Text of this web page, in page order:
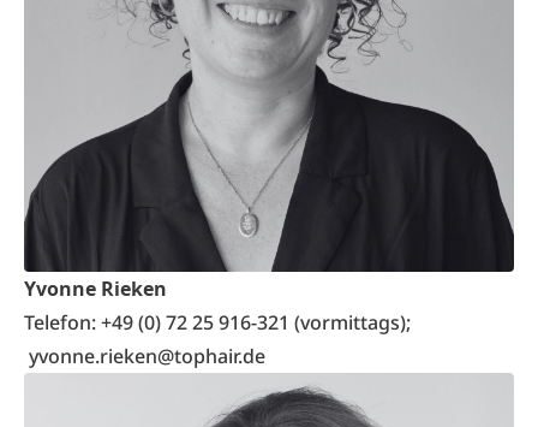
Yvonne Rieken
Telefon: +49 (0) 72 25 916-321 (vormittags);
yvonne.rieken@tophair.de